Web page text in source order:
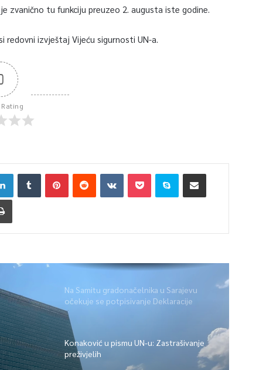
zvanično tu funkciju preuzeo 2. augusta iste godine.
redovni izvještaj Vijeću sigurnosti UN-a.
Na Samitu gradonačelnika u Sarajevu
očekuje se potpisivanje Deklaracije
Konaković u pismu UN-u: Zastrašivanje
preživjelih